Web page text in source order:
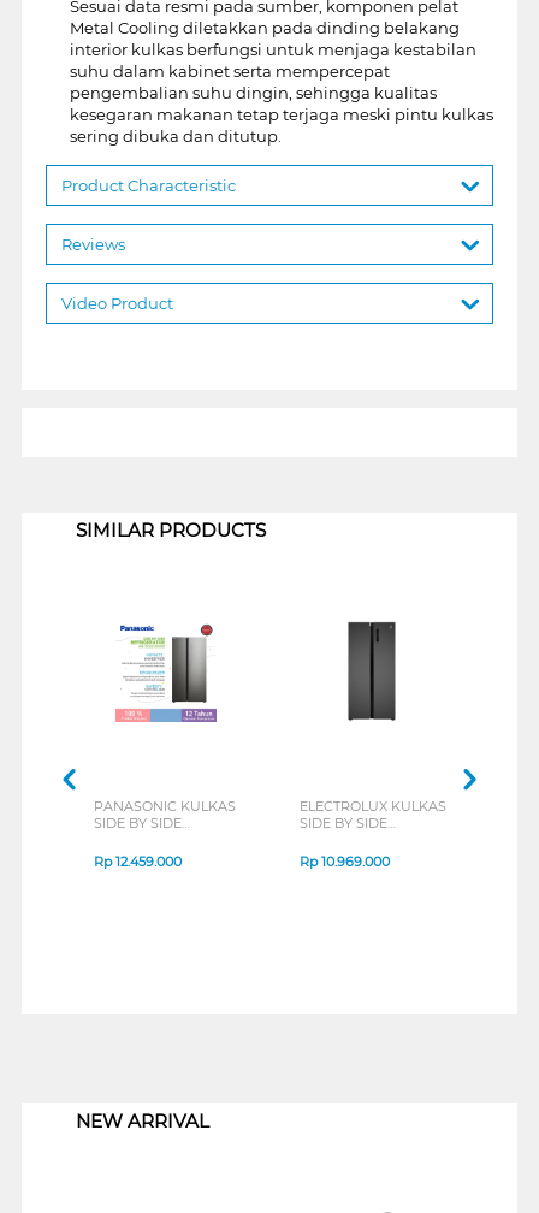
Sesuai data resmi pada sumber, komponen pelat
Metal Cooling diletakkan pada dinding belakang
interior kulkas berfungsi untuk menjaga kestabilan
suhu dalam kabinet serta mempercepat
pengembalian suhu dingin, sehingga kualitas
kesegaran makanan tetap terjaga meski pintu kulkas
sering dibuka dan ditutup.
Product Characteristic
Reviews
Video Product
SIMILAR PRODUCTS
PANASONIC KULKAS
SIDE BY SIDE
NRSC631BGHD
Rp12.459.000
ELECTROLUX KULKAS
SIDE BY SIDE
ESE4500AB
Rp10.969.000
NEW ARRIVAL